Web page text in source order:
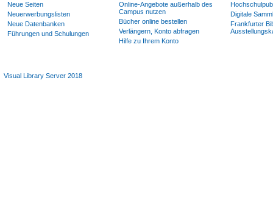
Neue Seiten
Neuerwerbungslisten
Neue Datenbanken
Führungen und Schulungen
Online-Angebote außerhalb des
Campus nutzen
Bücher online bestellen
Verlängern, Konto abfragen
Hilfe zu Ihrem Konto
Digitale
Frankfurter
Visual Library Server 2018